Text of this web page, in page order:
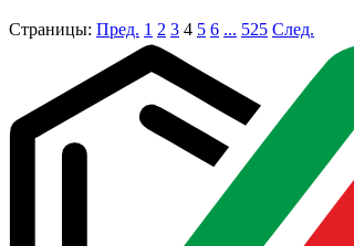
Страницы: Пред. 1 2 3 4 5 6 ... 525 След.